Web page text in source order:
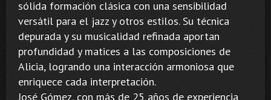
sólida formación clásica con una sensibilidad
versátil para el jazz y otros estilos. Su técnica
depurada y su musicalidad refinada aportan
profundidad y matices a las composiciones de
Alicia, logrando una interacción armoniosa que
enriquece cada interpretación.
José Gómez, con más de 25 años de experiencia